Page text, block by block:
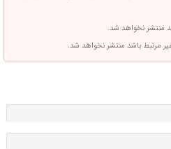
منتشر نخواهد شد.
مرتبط باشد منتشر نخواهد شد.